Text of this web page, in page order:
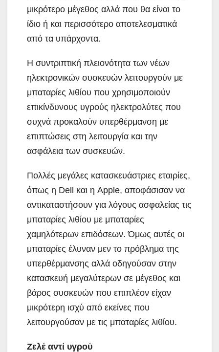
μικρότερο μέγεθος αλλά που θα είναι το
ίδιο ή και περισσότερο αποτελεσματικά
από τα υπάρχοντα.
Η συντριπτική πλειονότητα των νέων
ηλεκτρονικών συσκευών λειτουργούν με
μπαταρίες λιθίου που χρησιμοποιούν
επικίνδυνους υγρούς ηλεκτρολύτες που
συχνά προκαλούν υπερθέρμανση με
επιπτώσεις στη λειτουργία και την
ασφάλεια των συσκευών.
Πολλές μεγάλες κατασκευάστριες εταιρίες,
όπως η Dell και η Apple, αποφάσισαν να
αντικαταστήσουν για λόγους ασφαλείας τις
μπαταρίες λιθίου με μπαταρίες
χαμηλότερων επιδόσεων. Όμως αυτές οι
μπαταρίες έλυναν μεν το πρόβλημα της
υπερθέρμανσης αλλά οδηγούσαν στην
κατασκευή μεγαλύτερων σε μέγεθος και
βάρος συσκευών που επιπλέον είχαν
μικρότερη ισχύ από εκείνες που
λειτουργούσαν με τις μπαταρίες λιθίου.
Ζελέ αντί υγρού